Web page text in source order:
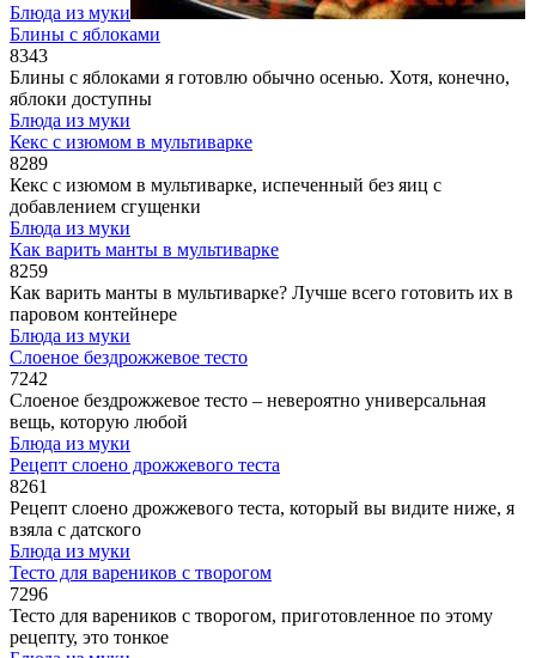
Блюда из муки
Блины с яблоками
8343
Блины с яблоками я готовлю обычно осенью. Хотя, конечно,
яблоки доступны
Блюда из муки
Кекс с изюмом в мультиварке
8289
Кекс с изюмом в мультиварке, испеченный без яиц с
добавлением сгущенки
Блюда из муки
Как варить манты в мультиварке
8259
Как варить манты в мультиварке? Лучше всего готовить их в
паровом контейнере
Блюда из муки
Слоеное бездрожжевое тесто
7242
Слоеное бездрожжевое тесто – невероятно универсальная
вещь, которую любой
Блюда из муки
Рецепт слоено дрожжевого теста
8261
Рецепт слоено дрожжевого теста, который вы видите ниже, я
взяла с датского
Блюда из муки
Тесто для вареников с творогом
7296
Тесто для вареников с творогом, приготовленное по этому
рецепту, это тонкое